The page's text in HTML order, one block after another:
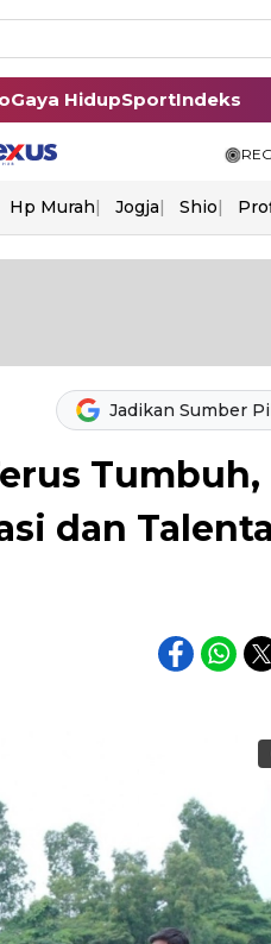
Gaya HidupSportIndeks
Hp Murah Jogja Shio
Jadikan Sumber
Tumbuh,
dan Talenta